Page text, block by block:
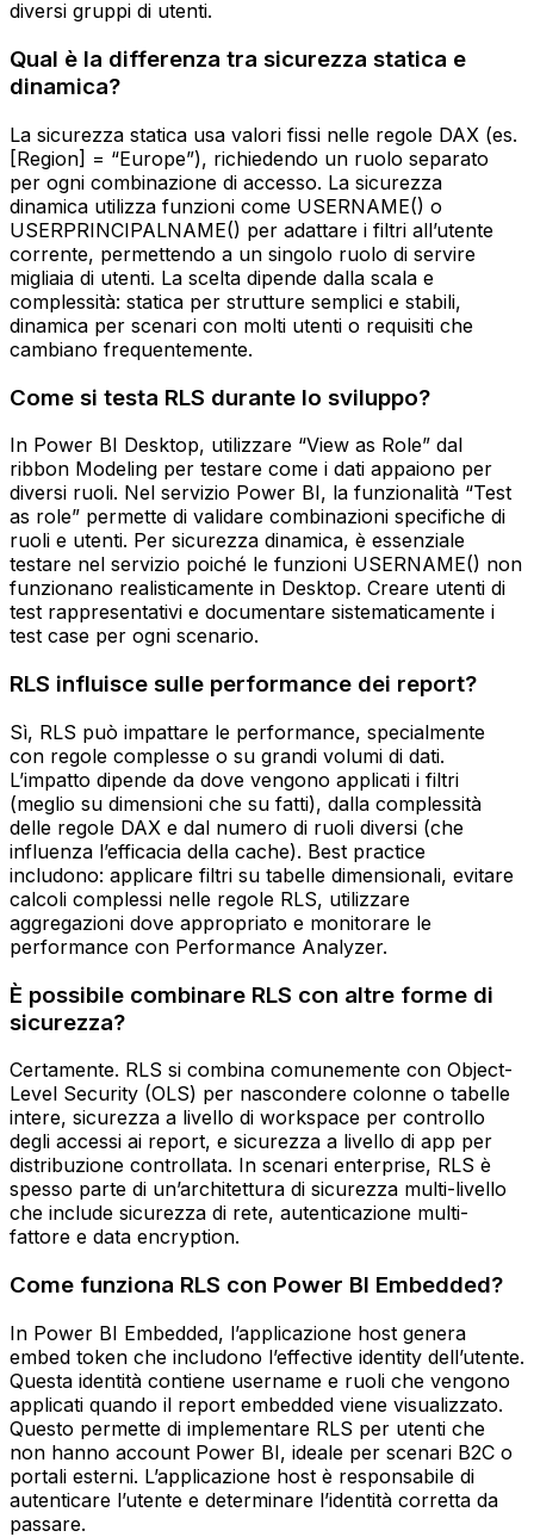
diversi gruppi di utenti.
Qual è la differenza tra sicurezza statica e
dinamica?
La sicurezza statica usa valori fissi nelle regole DAX (es.
[Region] = “Europe”), richiedendo un ruolo separato
per ogni combinazione di accesso. La sicurezza
dinamica utilizza funzioni come USERNAME() o
USERPRINCIPALNAME() per adattare i filtri all’utente
corrente, permettendo a un singolo ruolo di servire
migliaia di utenti. La scelta dipende dalla scala e
complessità: statica per strutture semplici e stabili,
dinamica per scenari con molti utenti o requisiti che
cambiano frequentemente.
Come si testa RLS durante lo sviluppo?
In Power BI Desktop, utilizzare “View as Role” dal
ribbon Modeling per testare come i dati appaiono per
diversi ruoli. Nel servizio Power BI, la funzionalità “Test
as role” permette di validare combinazioni specifiche di
ruoli e utenti. Per sicurezza dinamica, è essenziale
testare nel servizio poiché le funzioni USERNAME() non
funzionano realisticamente in Desktop. Creare utenti di
test rappresentativi e documentare sistematicamente i
test case per ogni scenario.
RLS influisce sulle performance dei report?
Sì, RLS può impattare le performance, specialmente
con regole complesse o su grandi volumi di dati.
L’impatto dipende da dove vengono applicati i filtri
(meglio su dimensioni che su fatti), dalla complessità
delle regole DAX e dal numero di ruoli diversi (che
influenza l’efficacia della cache). Best practice
includono: applicare filtri su tabelle dimensionali, evitare
calcoli complessi nelle regole RLS, utilizzare
aggregazioni dove appropriato e monitorare le
performance con Performance Analyzer.
È possibile combinare RLS con altre forme di
sicurezza?
Certamente. RLS si combina comunemente con Object-
Level Security (OLS) per nascondere colonne o tabelle
intere, sicurezza a livello di workspace per controllo
degli accessi ai report, e sicurezza a livello di app per
distribuzione controllata. In scenari enterprise, RLS è
spesso parte di un’architettura di sicurezza multi-livello
che include sicurezza di rete, autenticazione multi-
fattore e data encryption.
Come funziona RLS con Power BI Embedded?
In Power BI Embedded, l’applicazione host genera
embed token che includono l’effective identity dell’utente.
Questa identità contiene username e ruoli che vengono
applicati quando il report embedded viene visualizzato.
Questo permette di implementare RLS per utenti che
non hanno account Power BI, ideale per scenari B2C o
portali esterni. L’applicazione host è responsabile di
autenticare l’utente e determinare l’identità corretta da
passare.